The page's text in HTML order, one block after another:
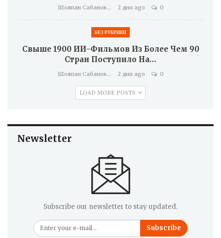
Шолпан Сабанова 2 дня ago 0
БЕЗ РУБРИКИ
Свыше 1900 ИИ-Фильмов Из Более Чем 90
Стран Поступило На…
Шолпан Сабанова 2 дня ago 0
LOAD MORE POSTS
Newsletter
Subscribe our newsletter to stay updated.
Subscribe